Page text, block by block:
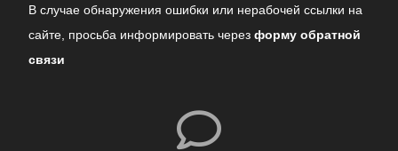
В случае обнаружения ошибки или нерабочей ссылки на
сайте, просьба информировать черезформу обратной
связи